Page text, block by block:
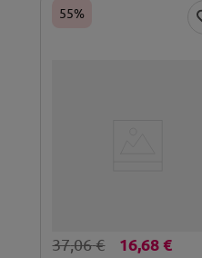
55%
37,06€ 16,68 €